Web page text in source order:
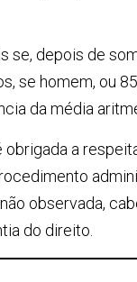
se, depois de
se homem, ou
da média
a
observada,
do direito.